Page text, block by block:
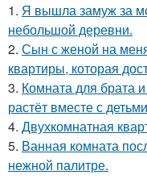
1. Я вышла замуж за
небольшой деревни.
2. Сын с женой на
квартиры, которая
3. Комната для брата
растёт вместе с
4. Двухкомнатная
5. Ванная комната
нежной палитре.